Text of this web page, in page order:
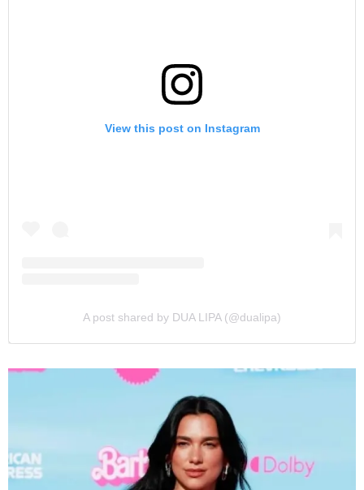
View this post on Instagram
A post shared by DUA LIPA (@dualipa)